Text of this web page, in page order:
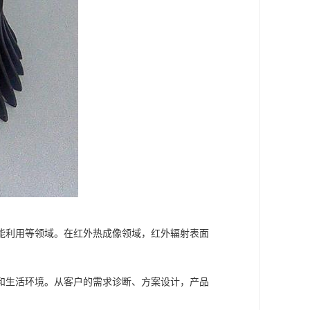
用等领域。在红外热成像领域，红外辐射表面
活环境。从客户的需求诊断、方案设计，产品